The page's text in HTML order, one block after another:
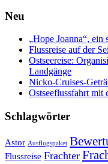
Neu
„Hope Joanna“,
Flussreise auf der
Ostseereise:
Landgänge
Nicko-Cruises-
Ostseeflussfahrt
Schlagwörter
Astor Ausflugspaket
Flussreise Frachter